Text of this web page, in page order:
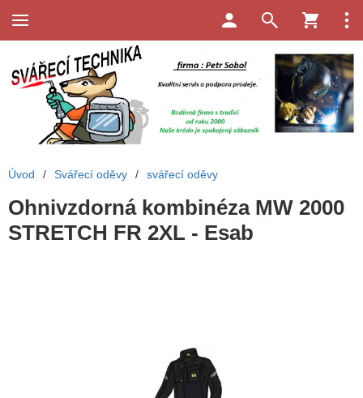
Úvod / Svářecí oděvy / svářecí oděvy
Ohnivzdorná kombinéza MW 2000
STRETCH FR 2XL - Esab